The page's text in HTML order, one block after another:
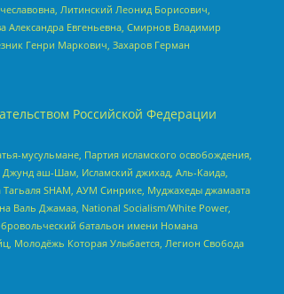
Литинский Леонид Борисович,
Евгеньевна, Смирнов Владимир
Генри Маркович, Захаров Герман
Российской Федерации
мусульмане, Партия исламского освобождения,
Джунд аш-Шам, Исламский джихад, Аль-Каида,
SHAM, АУМ Синрике, Муджахеды джамаата
Валь Джамаа, National Socialism/White Power,
батальон имени Номана
Молодёжь Которая Улыбается, Легион Свобода